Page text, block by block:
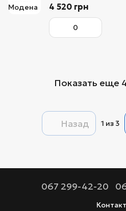
4 520 грн
Показать еще
Назад 1 из 3
067 299-42-20